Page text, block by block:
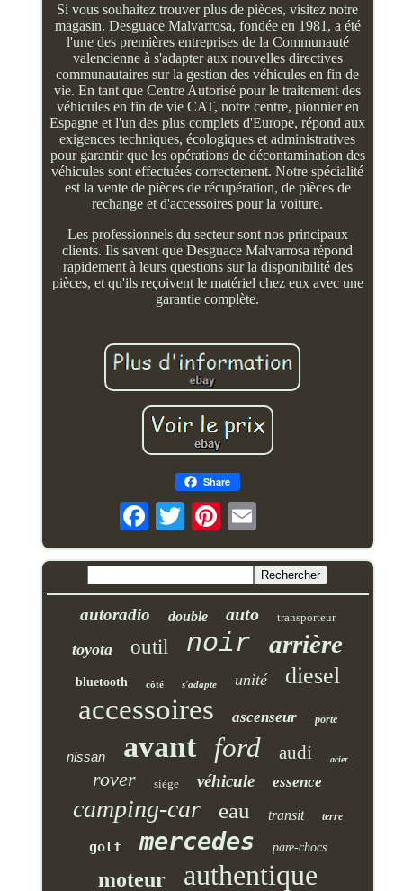
Si vous souhaitez trouver plus de pièces, visitez notre
magasin. Desguace Malvarrosa, fondée en 1981, a été
l'une des premières entreprises de la Communauté
valencienne à s'adapter aux nouvelles directives
communautaires sur la gestion des véhicules en fin de
vie. En tant que Centre Autorisé pour le traitement des
véhicules en fin de vie CAT, notre centre, pionnier en
Espagne et l'un des plus complets d'Europe, répond aux
exigences techniques, écologiques et administratives
pour garantir que les opérations de décontamination des
véhicules sont effectuées correctement. Notre spécialité
est la vente de pièces de récupération, de pièces de
rechange et d'accessoires pour la voiture.
Les professionnels du secteur sont nos principaux
clients. Ils savent que Desguace Malvarrosa répond
rapidement à leurs questions sur la disponibilité des
pièces, et qu'ils reçoivent le matériel chez eux avec une
garantie complète.
Share
autoradio double auto transporteur
toyota outil noir arrière
bluetooth côté s'adapte unité diesel
accessoires ascenseur porte
nissan avant ford audi acier
rover siège véhicule essence
camping-car eau transit terre
golf mercedes pare-chocs
moteur authentique